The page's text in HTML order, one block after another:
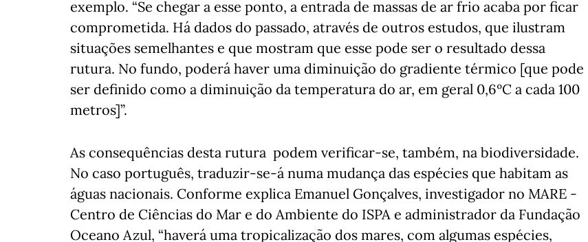
exemplo. “Se chegar a esse ponto, a entrada de massas de ar frio acaba por ficar
comprometida. Há dados do passado, através de outros estudos, que ilustram
situações semelhantes e que mostram que esse pode ser o resultado dessa
rutura. No fundo, poderá haver uma diminuição do gradiente térmico [que pode
ser definido como a diminuição da temperatura do ar, em geral 0,6ºC a cada 100
metros]”.
As consequências desta rutura podem verificar-se, também, na biodiversidade.
No caso português, traduzir-se-á numa mudança das espécies que habitam as
águas nacionais. Conforme explica Emanuel Gonçalves, investigador no MARE -
Centro de Ciências do Mar e do Ambiente do ISPA e administrador da Fundação
Oceano Azul, “haverá uma tropicalização dos mares, com algumas espécies,